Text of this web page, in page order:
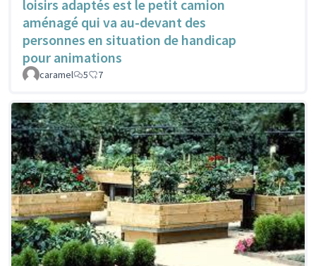
loisirs adaptés est le petit camion
aménagé qui va au-devant des
personnes en situation de handicap
pour animations
caramel 5 7